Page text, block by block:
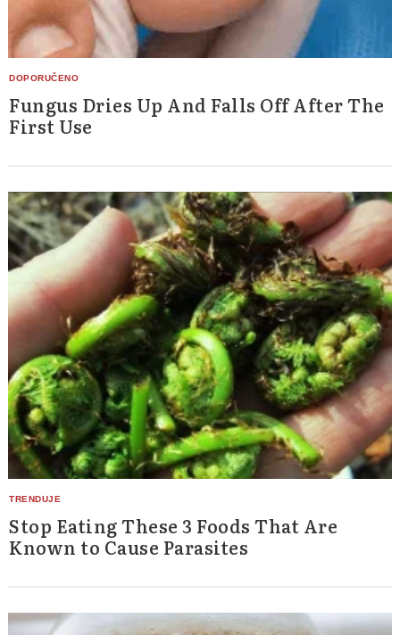
Fungus Dries Up And Falls Off After The
First Use
Stop Eating These 3 Foods That Are
Known to Cause Parasites